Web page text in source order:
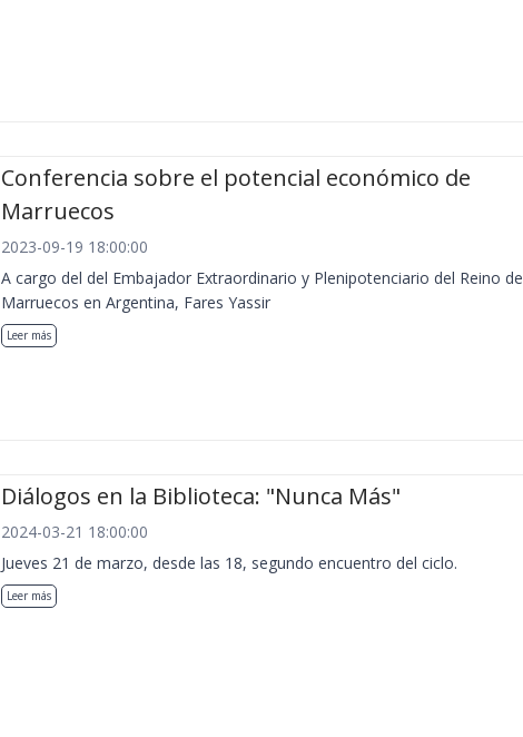
Conferencia sobre el potencial económico de
Marruecos
2023-09-19 18:00:00
A cargo del del Embajador Extraordinario y Plenipotenciario del Reino de
Marruecos en Argentina, Fares Yassir
Leer más
Diálogos en la Biblioteca: "Nunca Más"
2024-03-21 18:00:00
Jueves 21 de marzo, desde las 18, segundo encuentro del ciclo.
Leer más